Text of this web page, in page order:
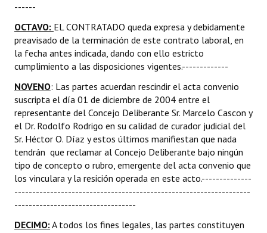
------
OCTAVO: EL CONTRATADO queda expresa y debidamente
preavisado de la terminación de este contrato laboral, en
la fecha antes indicada, dando con ello estricto
cumplimiento a las disposiciones vigentes.-------------
NOVENO: Las partes acuerdan rescindir el acta convenio
suscripta el día 01 de diciembre de 2004 entre el
representante del Concejo Deliberante Sr. Marcelo Cascon y
el Dr. Rodolfo Rodrigo en su calidad de curador judicial del
Sr. Héctor O. Díaz y estos últimos manifiestan que nada
tendrán que reclamar al Concejo Deliberante bajo ningún
tipo de concepto o rubro, emergente del acta convenio que
los vinculara y la resición operada en este acto.--------------
------------------------------------------------------------------
----------------------------------
DECIMO: A todos los fines legales, las partes constituyen